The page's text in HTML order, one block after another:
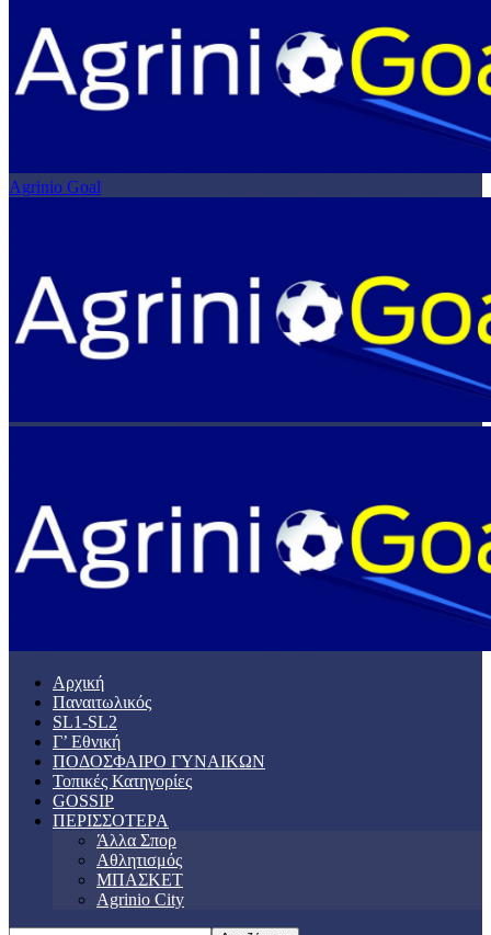
Agrinio Goal
Αρχική
Παναιτωλικός
SL1-SL2
Γ’ Εθνική
ΠΟΔΟΣΦΑΙΡΟ ΓΥΝΑΙΚΩΝ
Τοπικές Κατηγορίες
GOSSIP
ΠΕΡΙΣΣΟΤΕΡΑ
Άλλα Σπορ
Αθλητισμός
ΜΠΑΣΚΕΤ
Agrinio City